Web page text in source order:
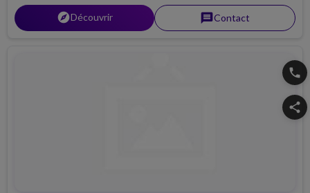
explorerDécouvrir messageContact
phone
share